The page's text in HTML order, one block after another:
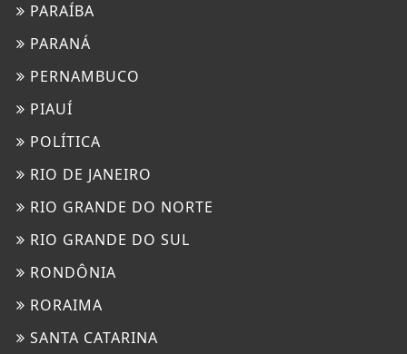
PARAÍBA
PARANÁ
PERNAMBUCO
PIAUÍ
POLÍTICA
RIO DE JANEIRO
RIO GRANDE DO NORTE
RIO GRANDE DO SUL
RONDÔNIA
RORAIMA
SANTA CATARINA